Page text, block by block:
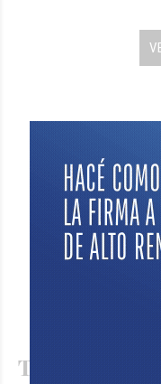
Te puede